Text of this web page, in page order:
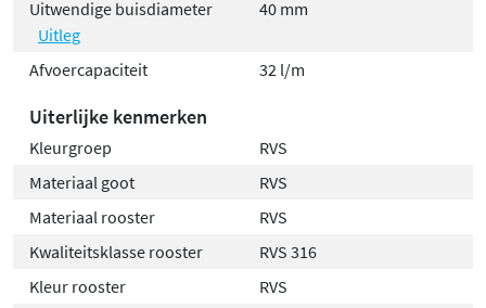
Uitwendige buisdiameter
Uitleg
40 mm
Afvoercapaciteit 32 l/m
Uiterlijke kenmerken
Kleurgroep
RVS
Materiaal goot
RVS
Materiaal rooster
RVS
Kwaliteitsklasse rooster
RVS 316
Kleur rooster
RVS